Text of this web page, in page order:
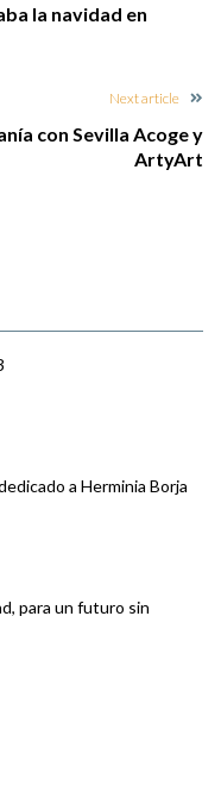
la navidad en
Next article
con Sevilla Acoge y
ArtyArt
a Herminia Borja
para un futuro sin